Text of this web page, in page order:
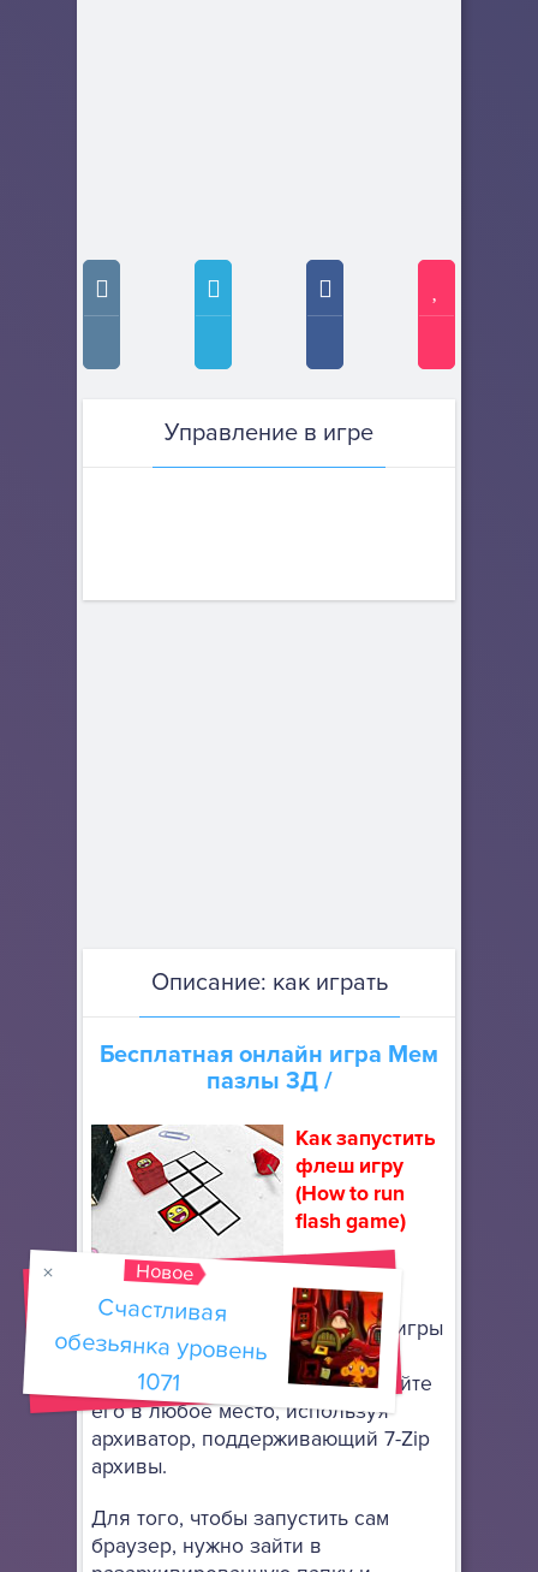
Управление в игре
Описание: как играть
Бесплатная онлайн игра Мем
пазлы 3Д/
Как запустить
флеш игру
(How to run
flash game)
Скачайте
портативный браузер Mozilla
, чтобы запускать флеш игры
онлайн. Он не требует особой
установки: просто разархивируйте
его в любое место, используя
архиватор, поддерживающий 7-Zip
архивы.
Для того, чтобы запустить сам
браузер, нужно зайти в
Новое
Счастливая
обезьянка уровень
1071